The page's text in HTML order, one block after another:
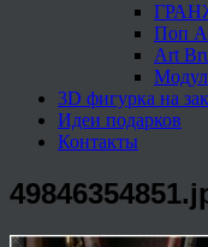
Поп
Art
3D фигурка на
Идеи подарков
Контакты